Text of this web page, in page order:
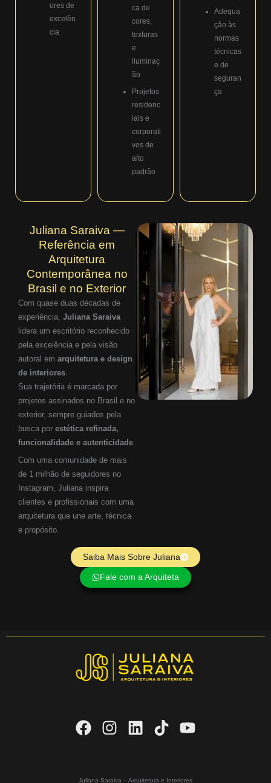
ores de
excelên
cia
ca de
cores,
texturas
e
iluminaç
ão
Projetos
residenc
iais e
corporati
vos de
alto
padrão
Adequa
ção às
normas
técnicas
e de
seguran
ça
Juliana Saraiva —
Referência em
Arquitetura
Contemporânea no
Brasil e no Exterior
Com quase duas décadas de
experiência, Juliana Saraiva
lidera um escritório reconhecido
pela excelência e pela visão
autoral em arquitetura e design
de interiores
Sua trajetória é marcada por
projetos assinados no Brasil e no
exterior, sempre guiados pela
busca por estética refinada,
funcionalidade e autenticidade
Com uma comunidade de mais
de 1 milhão de seguidores no
Instagram, Juliana inspira
clientes e profissionais com uma
arquitetura que une arte, técnica
e propósito.
Saiba Mais Sobre Juliana
Fale com a Arquiteta
Juliana Saraiva – Arquitetura e Interiores